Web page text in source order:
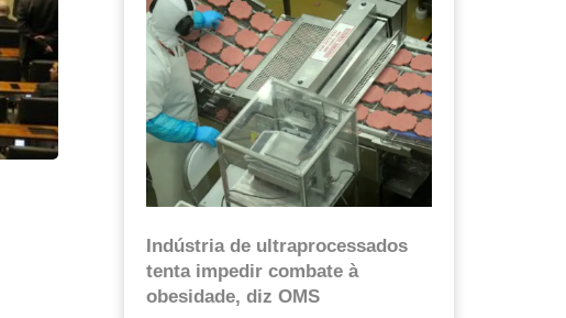
Indústria de ultraprocessados
tenta impedir combate à
obesidade, diz OMS